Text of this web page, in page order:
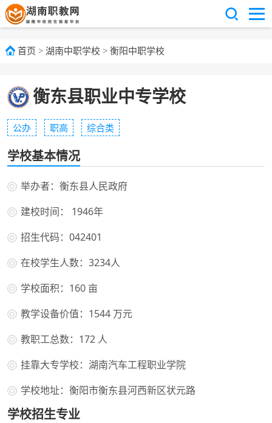
首页 > 湖南中职学校 > 衡阳中职学校
衡东县职业中专学校
公办 职高 综合类
学校基本情况
举办者：衡东县人民政府
建校时间： 1946年
招生代码：042401
在校学生人数：3234人
学校面积：160 亩
教学设备价值：1544 万元
教职工总数：172 人
挂靠大专学校：湖南汽车工程职业学院
学校地址：衡阳市衡东县河西新区状元路
学校招生专业